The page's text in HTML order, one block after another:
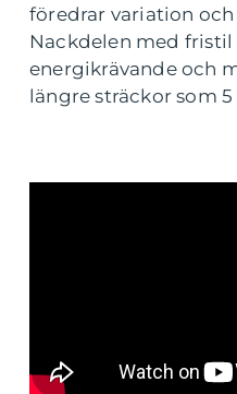
föredrar variation
Nackdelen med
energikrävande och
längre sträckor som